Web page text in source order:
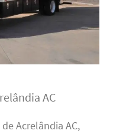
AC
Acrelândia AC,